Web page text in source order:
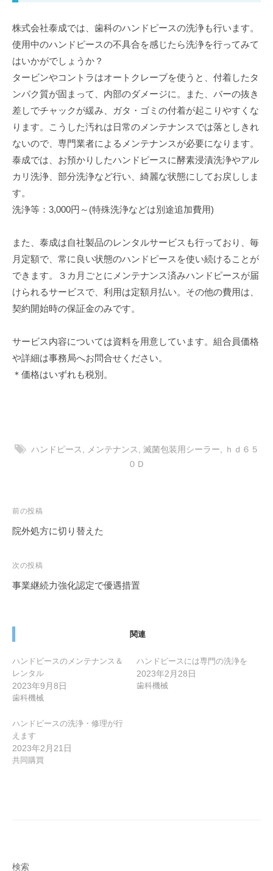
株式会社泰成では、歯科のハンドピースの洗浄も行います。
使用中のハンドピースの不具合を感じたら洗浄を行ってみて
はいかがでしょうか？
タービンやコントラはオートクレーブを使うと、付着したタ
ンパク質が固まって、内部のダメージに。また、バーの抜き
差しでチャックが緩み、ガタ・ゴミの付着が起こりやすくな
ります。こうした汚れは日常のメンテナンスでは落としきれ
ないので、専門業者によるメンテナンスが必要になります。
泰成では、お預かりしたハンドピースに酵素浸漬洗浄やアル
カリ洗浄、部分洗浄など行い、綺麗な状態にしてお戻ししま
す。
洗浄等：3,000円～(特殊洗浄などは別途追加費用)
また、泰成は自社製品のレンタルサービスも行っており、毎
月定額で、常に良い状態のハンドピースを使い続けることが
できます。３カ月ごとにメンテナンス済みハンドピースが届
けられるサービスで、利用は定額月払い。その他の費用は、
契約開始時の保証金のみです。
サービス内容については資料を用意しています。組合員価格
や詳細は事務局へお問合せください。
＊価格はいずれも税別。
ハンドピース メンテナンス 滅菌包装用シーラー
ｈｄ６５
０Ｄ
投
稿
ビ
ゲ
前の投稿
院外処方に切り替えた
次の投稿
事業継続力強化認定で優遇措置
関連
ハンドピースのメンテナンス＆
レンタル
2023年9月8日
歯科機械
ハンドピースには専門の洗浄を
2023年2月28日
歯科機械
ハンドピースの洗浄・修理が行
えます
2023年2月21日
共同購買
検索